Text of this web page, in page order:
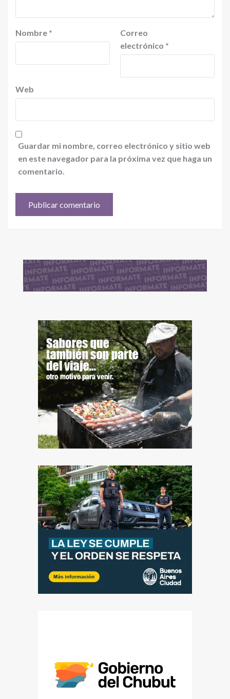
Nombre *
Correo
electrónico *
Web
Guardar mi nombre, correo electrónico y sitio web
en este navegador para la próxima vez que haga un
comentario.